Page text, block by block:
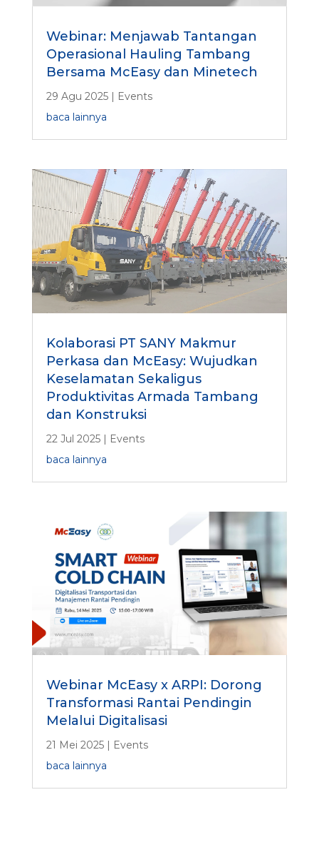
Webinar: Menjawab Tantangan
Operasional Hauling Tambang
Bersama McEasy dan Minetech
29 Agu 2025| Events
baca lainnya
Kolaborasi PT SANY Makmur
Perkasa dan McEasy: Wujudkan
Keselamatan Sekaligus
Produktivitas Armada Tambang
dan Konstruksi
22 Jul 2025| Events
baca lainnya
Webinar McEasy x ARPI: Dorong
Transformasi Rantai Pendingin
Melalui Digitalisasi
21 Mei 2025|
Events
baca lainnya